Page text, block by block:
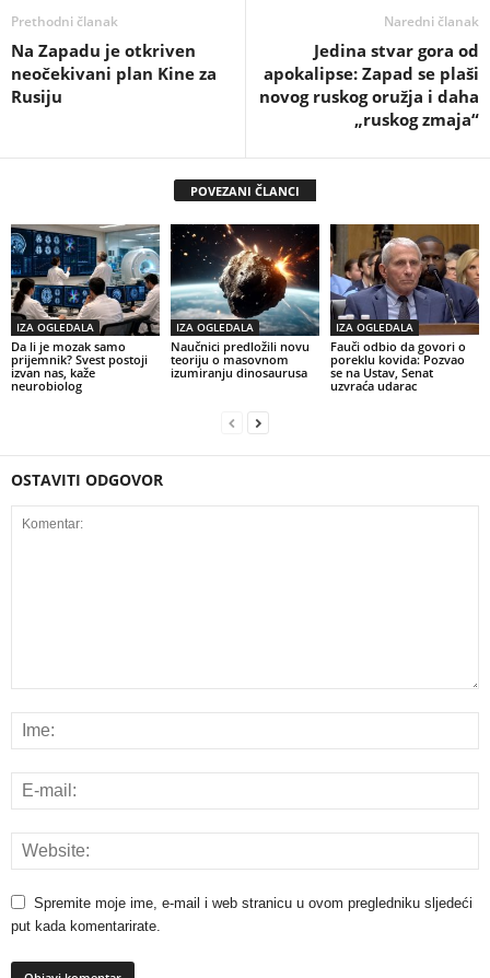
Prethodni članak
Na Zapadu je otkriven
neočekivani plan Kine za
Rusiju
Naredni članak
Jedina stvar gora od
apokalipse: Zapad se plaši
novog ruskog oružja i daha
„ruskog zmaja“
POVEZANI ČLANCI
IZA OGLEDALA
Da li je mozak samo
prijemnik? Svest postoji
izvan nas, kaže
neurobiolog
IZA OGLEDALA
Naučnici predložili novu
teoriju o masovnom
izumiranju dinosaurusa
IZA OGLEDALA
Fauči odbio da govori o
poreklu kovida: Pozvao
se na Ustav, Senat
uzvraća udarac
OSTAVITI ODGOVOR
Spremite moje ime, e-mail i web stranicu u ovom pregledniku sljedeći
put kada komentarirate.